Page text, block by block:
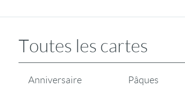
Toutes les cartes
Anniversaire
Pâques